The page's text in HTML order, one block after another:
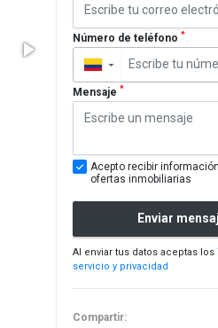
Número de teléfono *
▼
Mensaje *
Acepto recibir
ofertas inmobiliarias
Enviar
Al enviar tus datos aceptas los
servicio y privacidad
Compartir: